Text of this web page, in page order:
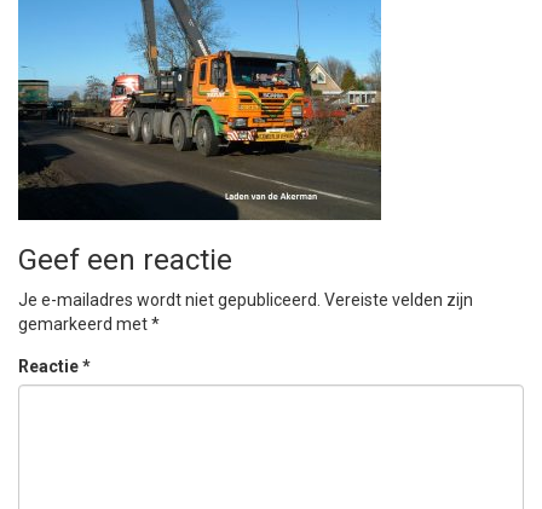
Geef een reactie
Je e-mailadres wordt niet gepubliceerd. Vereiste velden zijn
gemarkeerd met*
Reactie*